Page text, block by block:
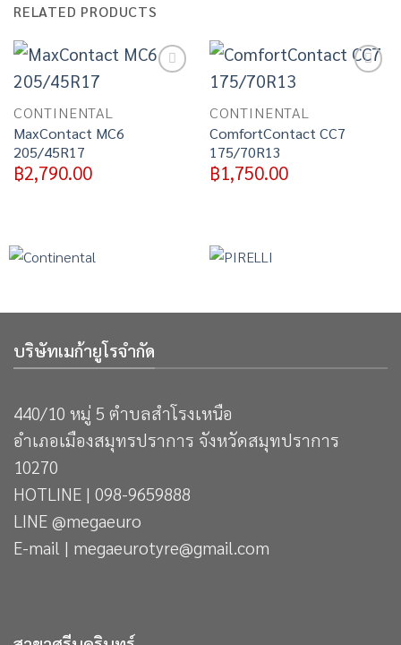
RELATED PRODUCTS
CONTINENTAL
MaxContact MC6
205/45R17
฿2,790.00
CONTINENTAL
ComfortContact CC7
175/70R13
฿1,750.00
บริษัทเมก้ายูโรจำกัด
440/10 หมู่ 5 ตำบลสำโรงเหนือ
อำเภอเมืองสมุทรปราการ จังหวัดสมุทปราการ
10270
HOTLINE | 098-9659888
LINE @megaeuro
E-mail | megaeurotyre@gmail.com